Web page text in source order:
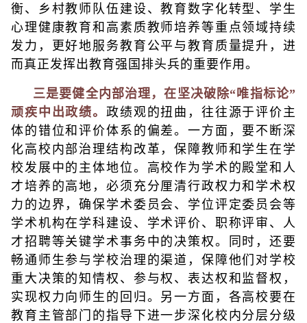
衡、乡村教师队伍建设、教育数字化转型、学生
心理健康教育和高素质教师培养等重点领域持续
发力，更好地服务教育公平与教育质量提升，进
而真正发挥出教育强国排头兵的重要作用。
三是要健全内部治理，在坚决破除“唯指标论”
顽疾中出政绩。 政绩观的扭曲，往往源于评价主
体的错位和评价体系的偏差。一方面，要不断深
化高校内部治理结构改革，保障教师和学生在学
校发展中的主体地位。高校作为学术的殿堂和人
才培养的高地，必须充分厘清行政权力和学术权
力的边界，确保学术委员会、学位评定委员会等
学术机构在学科建设、学术评价、职称评审、人
才招聘等关键学术事务中的决策权。同时，还要
畅通师生参与学校治理的渠道，保障他们对学校
重大决策的知情权、参与权、表达权和监督权，
实现权力向师生的回归。另一方面，各高校要在
教育主管部门的指导下进一步深化校内分层分级